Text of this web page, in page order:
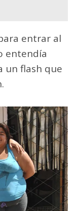
entrar al
entendía
un flash que